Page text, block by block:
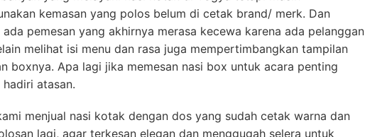
kemasan yang polos belum di cetak brand/ merk. Dan
ada pemesan yang akhirnya merasa kecewa karena ada pelanggan
melihat isi menu dan rasa juga mempertimbangkan tampilan
boxnya. Apa lagi jika memesan nasi box untuk acara penting
atasan.
menjual nasi kotak dengan dos yang sudah cetak warna dan
lagi, agar terkesan elegan dan menggugah selera untuk